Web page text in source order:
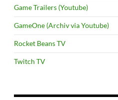
Game Trailers (Youtube)
GameOne (Archiv via Youtube)
Rocket Beans TV
Twitch TV